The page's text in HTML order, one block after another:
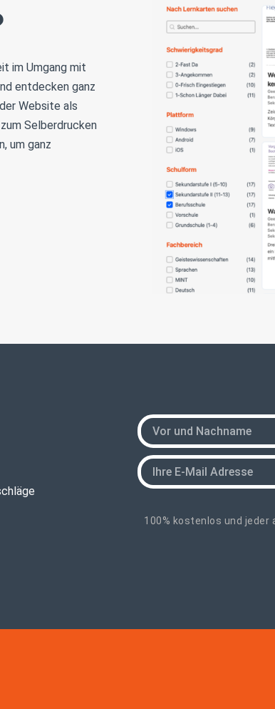
im Umgang mit
entdecken ganz
Website als
Selberdrucken
um ganz
100% kostenlos und